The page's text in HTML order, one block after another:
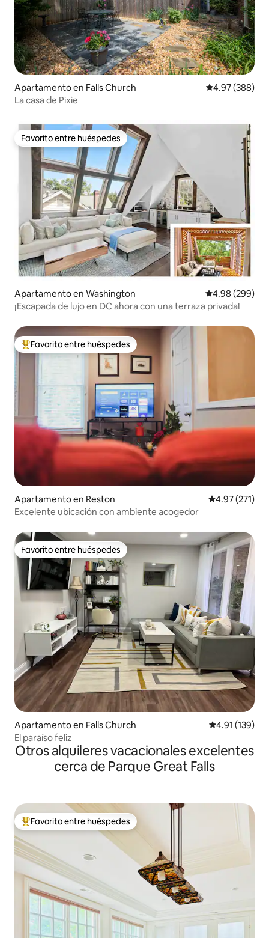
Apartamento en Falls Church Calificación
4.97 (388)
La casa de Pixie
Favorito entre huéspedes
Favorito entre huéspedes
Apartamento en Washington Calificación
4.98 (299)
¡Escapada de lujo en DC ahora con una terraza privada!
Favorito entre huéspedes preferido
Favorito entre huéspedes
Apartamento en Reston Calificación
4.97 (271)
Excelente ubicación con ambiente acogedor
Favorito entre huéspedes
Favorito entre huéspedes
Apartamento en Falls Church Calificación
4.91 (139)
El paraíso feliz
Otros alquileres vacacionales excelentes
cerca de Parque Great Falls
Favorito entre huéspedes preferido
Favorito entre huéspedes